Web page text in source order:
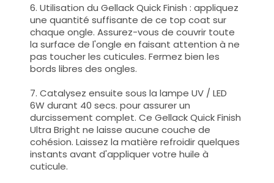
6. Utilisation du Gellack Quick Finish : appliquez
une quantité suffisante de ce top coat sur
chaque ongle. Assurez-vous de couvrir toute
la surface de l'ongle en faisant attention à ne
pas toucher les cuticules. Fermez bien les
bords libres des ongles.
7. Catalysez ensuite sous la lampe UV / LED
6W durant 40 secs. pour assurer un
durcissement complet. Ce Gellack Quick Finish
Ultra Bright ne laisse aucune couche de
cohésion. Laissez la matière refroidir quelques
instants avant d'appliquer votre huile à
cuticule.